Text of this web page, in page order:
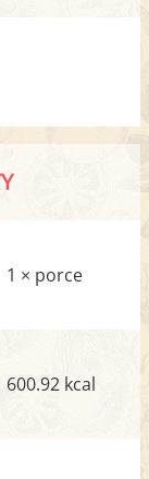
1 × porce
600.92 kcal